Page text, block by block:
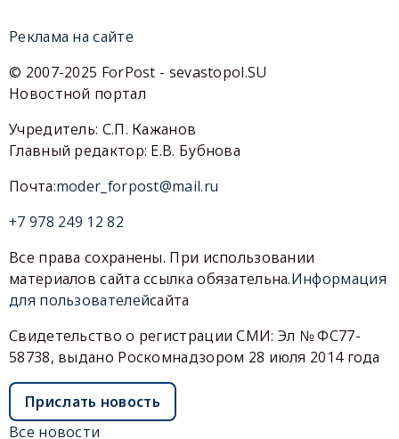
Реклама на сайте
© 2007-2025 ForPost - sevastopol.SU
Новостной портал
Учредитель: С.П. Кажанов
Главный редактор: Е.В. Бубнова
Почта:moder_forpost@mail.ru
+7 978 249 12 82
Все права сохранены. При использовании
материалов сайта ссылка обязательна.Информация
для пользователейсайта
Свидетельство о регистрации СМИ: Эл № ФС77-
58738, выдано Роскомнадзором 28 июля 2014 года
Прислать новость
Все новости